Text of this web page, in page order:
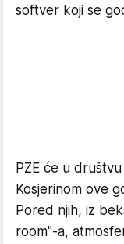
softver koji se
PZE će u
Kosjerinom ove
Pored njih, iz
room"-a,